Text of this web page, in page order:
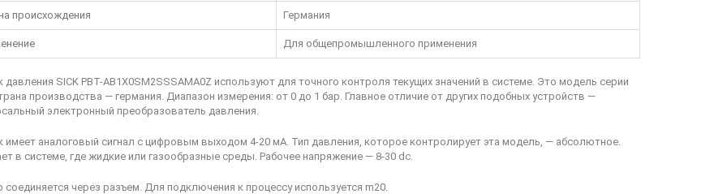
происхождения Германия
Для общепромышленного применения
давления SICK PBT-AB1X0SM2SSSAMA0Z используют для точного контроля текущих значений в системе. Это модель серии
производства — германия. Диапазон измерения: от 0 до 1 бар. Главное отличие от других подобных устройств —
электронный преобразователь давления.
имеет аналоговый сигнал с цифровым выходом 4-20 мА. Тип давления, которое контролирует эта модель, — абсолютное.
в системе, где жидкие или газообразные среды. Рабочее напряжение — 8-30 dc.
соединяется через разъем. Для подключения к процессу используется m20.